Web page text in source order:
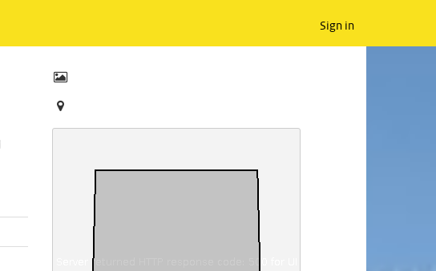
Sign in